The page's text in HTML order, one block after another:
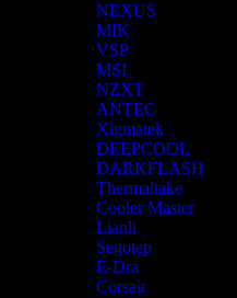
NEXUS
MIK
VSP
MSI
NZXT
ANTEC
Xigmatek
DEEPCOOL
DARKFLASH
Thermaltake
Cooler Master
Lianli
Segotep
E-Dra
Corsair